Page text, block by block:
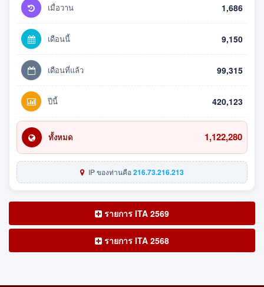
เมื่อวาน 1,686
เดือนนี้ 9,150
เดือนที่แล้ว 99,315
ปีนี้ 420,123
ทั้งหมด 1,122,280
IP ของท่านคือ216.73.216.213
รายการ ITA 2569
รายการ ITA 2568